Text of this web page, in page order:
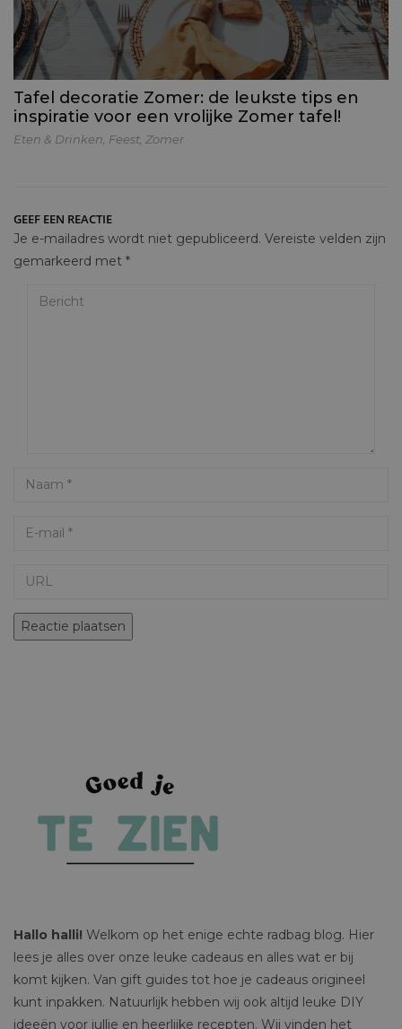
Tafel decoratie Zomer: de leukste tips en
inspiratie voor een vrolijke Zomer tafel!
Eten & Drinken Feest Zomer
GEEF EEN REACTIE
Je e-mailadres wordt niet gepubliceerd. Vereiste velden zijn
gemarkeerd met *
Bericht
Name
Email
Hallo halli! Welkom op het enige echte radbag blog. Hier
lees je alles over onze leuke cadeaus en alles wat er bij
komt kijken. Van gift guides tot hoe je cadeaus origineel
kunt inpakken. Natuurlijk hebben wij ook altijd leuke DIY
ideeën voor jullie en heerlijke recepten. Wij vinden het